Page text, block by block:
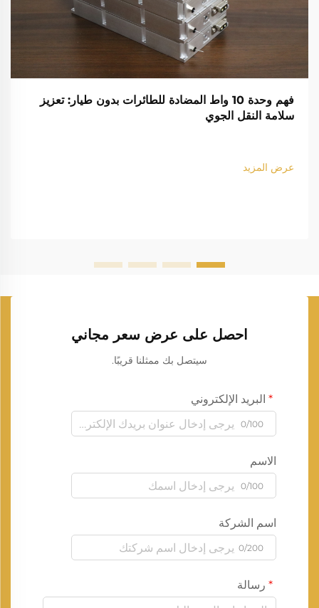
فهم وحدة 10 واط المضادة للطائرات بدون طيار: تعزيز
سلامة النقل الجوي
عرض المزيد
احصل على عرض سعر مجاني
سيتصل بك ممثلنا قريبًا.
البريد الإلكتروني
0/100
الاسم
0/100
اسم الشركة
0/200
رسالة